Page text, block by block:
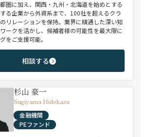
圏に加え、関西・九州・北海道を始めとする
る企業から外資系まで、100社を超えるクラ
リレーションを保持。業界に精通した深い知
ークを活かし、候補者様の可能性を最大限に
をご支援可能。
相談する
杉山 豪一
Sugiyama Hidekazu
金融機関
PEファンド